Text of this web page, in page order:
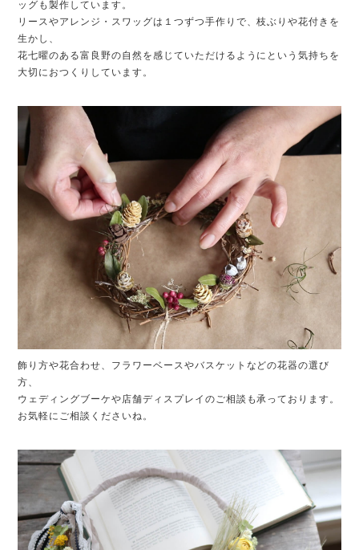
ッグも製作しています。
リースやアレンジ・スワッグは１つずつ手作りで、枝ぶりや花付きを
生かし、
花七曜のある富良野の自然を感じていただけるようにという気持ちを
大切におつくりしています。
飾り方や花合わせ、フラワーベースやバスケットなどの花器の選び
方、
ウェディングブーケや店舗ディスプレイのご相談も承っております。
お気軽にご相談くださいね。